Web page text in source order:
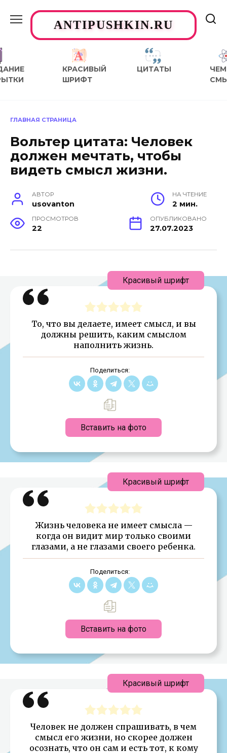
содержаниюANTIPUSHKIN.RU
КРАСИВЫЙ
ШРИФТ
ЦИТАТЫ
ЧЕМ
ГЛАВНАЯ СТРАНИЦА
Вольтер цитата: Человек
должен мечтать, чтобы
видеть смысл жизни.
АВТОР
usovanton
НА ЧТЕНИЕ
2 мин.
ПРОСМОТРОВ
22
ОПУБЛИКОВАНО
27.07.2023
То, что вы делаете, имеет смысл, и вы
должны решить, каким смыслом
наполнить жизнь.
Поделиться:
Вставить на фото
Красивый шрифт
Жизнь человека не имеет смысла —
когда он видит мир только своими
глазами, а не глазами своего ребенка.
Поделиться:
Вставить на фото
Красивый шрифт
Человек не должен спрашивать, в чем
смысл его жизни, но скорее должен
осознать, что он сам и есть тот, к кому
Красивый шрифт